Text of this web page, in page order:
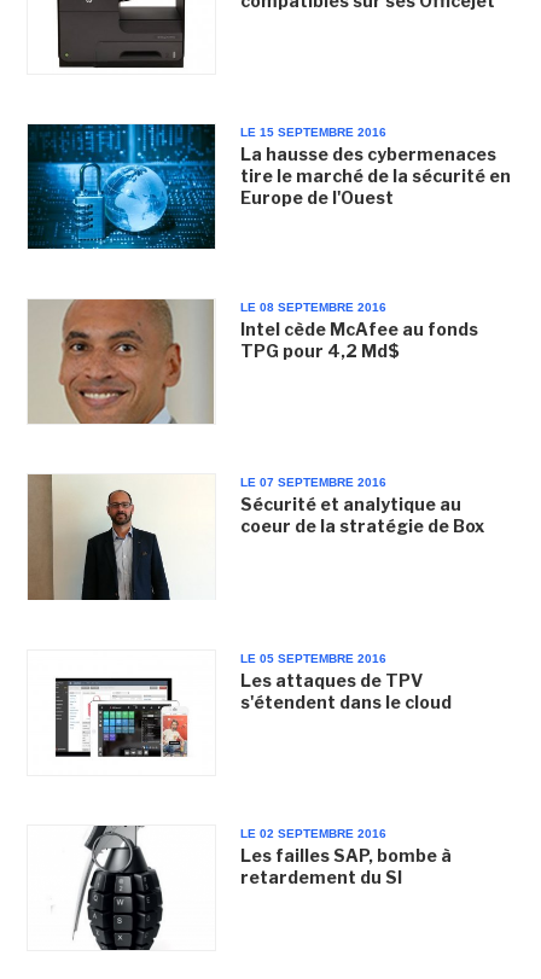
LE 15 SEPTEMBRE 2016
La hausse des cybermenaces
tire le marché de la sécurité en
Europe de l'Ouest
LE 08 SEPTEMBRE 2016
Intel cède McAfee au fonds
TPG pour 4,2 Md$
LE 07 SEPTEMBRE 2016
Sécurité et analytique au
coeur de la stratégie de Box
LE 05 SEPTEMBRE 2016
Les attaques de TPV
s'étendent dans le cloud
LE 02 SEPTEMBRE 2016
Les failles SAP, bombe à
retardement du SI